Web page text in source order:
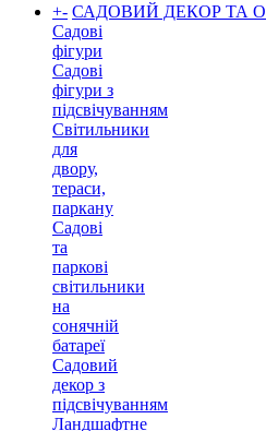
+- САДОВИЙ ДЕКОР ТА
Садові
фігури
Садові
фігури з
підсвічуванням
Світильники
для
двору,
тераси,
паркану
Садові
та
паркові
світильники
на
сонячній
батареї
Садовий
декор з
підсвічуванням
Ландшафтне